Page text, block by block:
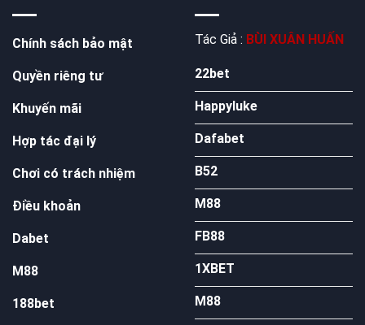
Chính sách bảo mật
Quyền riêng tư
Khuyến mãi
Hợp tác đại lý
Chơi có trách nhiệm
Điều khoản
Dabet
M88
188bet
Tác Giả : BÙI XUÂN HUẤN
22bet
Happyluke
Dafabet
B52
M88
FB88
1XBET
M88